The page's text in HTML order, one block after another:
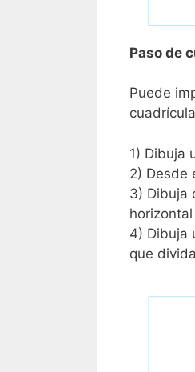
Paso de
Puede
1) Dibuja
2) Desde
3) Dibuja
4) Dibuja
que